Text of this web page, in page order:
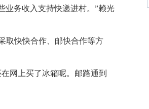
业务收入支持快递进村。”赖光
取快快合作、邮快合作等方
网上买了冰箱呢。邮路通到